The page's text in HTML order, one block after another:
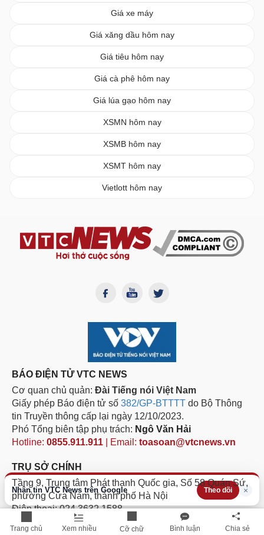
Trang chủ Xem nhiều Cỡ chữ Bình luận Chia sẻ
Nhận tin VTC News trên Google Theo dõi ×
Giá xe máy
Giá xăng dầu hôm nay
Giá tiêu hôm nay
Giá cà phê hôm nay
Giá lúa gạo hôm nay
XSMN hôm nay
XSMB hôm nay
XSMT hôm nay
Vietlott hôm nay
BÁO ĐIỆN TỬ VTC NEWS
Cơ quan chủ quản: Đài Tiếng nói Việt Nam
Giấy phép Báo điện tử số 382/GP-BTTTT do Bộ Thông
tin Truyền thông cấp lại ngày 12/10/2023.
Phó Tổng biên tập phụ trách: Ngô Văn Hải
Hotline: 0855.911.911 | Email: toasoan@vtcnews.vn
TRỤ SỞ CHÍNH
Tầng 9, Trung tâm Phát thanh Quốc gia, Số 58 Quán Sứ,
phường Cửa Nam, thành phố Hà Nội
Điện thoại: 024.3632 1588
Fax: 024.3632 1582